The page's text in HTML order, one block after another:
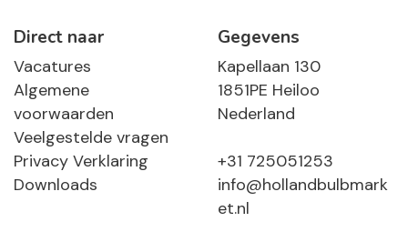
Direct naar
Vacatures
Algemene
voorwaarden
Veelgestelde vragen
Privacy Verklaring
Downloads
Gegevens
Kapellaan 130
1851PE Heiloo
Nederland
+31 725051253
info@hollandbulbmark
et.nl